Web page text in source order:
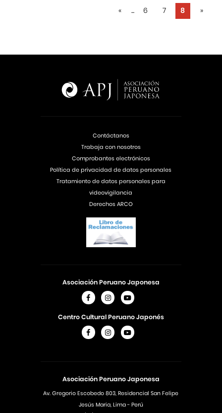
« ... 6 7 8 »
Asociación Peruano Japonesa
Av. Gregorio Escobedo 803, Residencial San Felipe
Jesús Maria, Lima - Perú
Asociación Peruano Japonesa
Centro Cultural Peruano Japonés
Contáctanos
Trabaja con nosotros
Comprobantes electrónicos
Política de privacidad de datos personales
Tratamiento de datos personales para
videovigilancia
Derechos ARCO